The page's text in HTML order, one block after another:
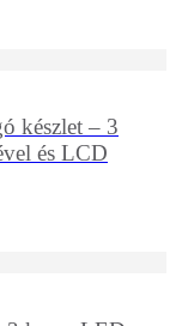
készlet – 3
és LCD